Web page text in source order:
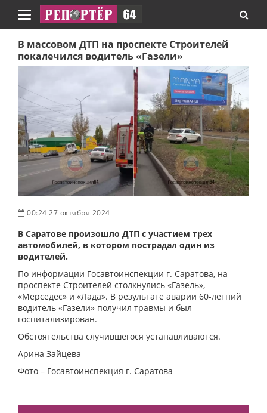
Навигация
В массовом ДТП на проспекте Строителей
покалечился водитель «Газели»
00:24 27 октября 2024
В Саратове произошло ДТП с участием трех
автомобилей, в котором пострадал один из
водителей.
По информации Госавтоинспекции г. Саратова, на
проспекте Строителей столкнулись «Газель»,
«Мерседес» и «Лада». В результате аварии 60-летний
водитель «Газели» получил травмы и был
госпитализирован.
Обстоятельства случившегося устанавливаются.
Арина Зайцева
Фото – Госавтоинспекция г. Саратова